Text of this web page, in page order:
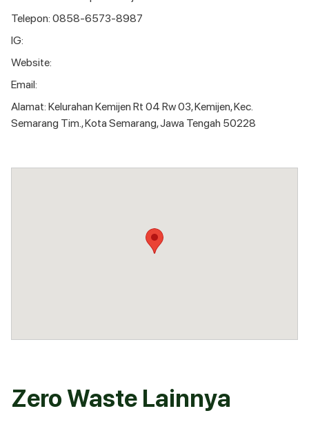
Telepon: 0858-6573-8987
IG:
Website:
Email:
Alamat: Kelurahan Kemijen Rt 04 Rw 03, Kemijen, Kec.
Semarang Tim., Kota Semarang, Jawa Tengah 50228
Zero Waste Lainnya